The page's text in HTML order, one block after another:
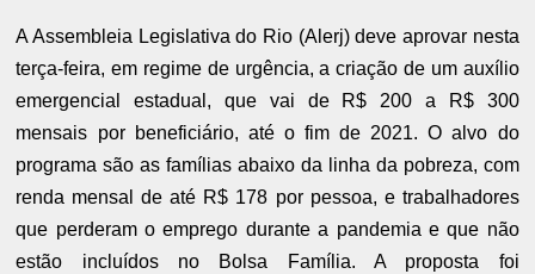
A Assembleia Legislativa do Rio (Alerj) deve aprovar nesta
terça-feira, em regime de urgência, a criação de um auxílio
emergencial estadual , que vai de R$ 200 a R$ 300
mensais por beneficiário, até o fim de 2021. O alvo do
programa são as famílias abaixo da linha da pobreza, com
renda mensal de até R$ 178 por pessoa, e trabalhadores
que perderam o emprego durante a pandemia e que não
estão incluídos no Bolsa Família. A proposta foi